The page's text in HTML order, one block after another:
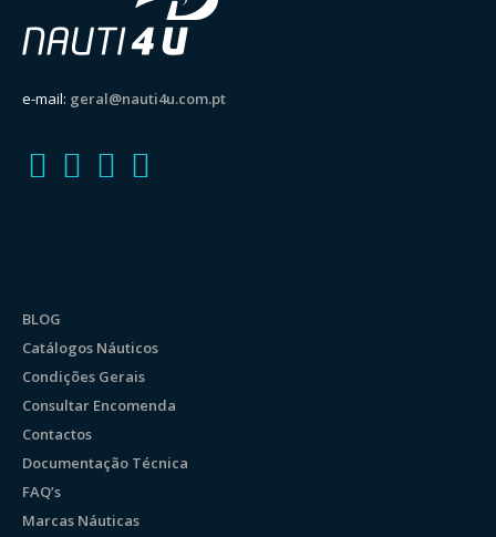
e-mail: geral@nauti4u.com.pt
BLOG
Catálogos Náuticos
Condições Gerais
Consultar Encomenda
Contactos
Documentação Técnica
FAQ’s
Marcas Náuticas